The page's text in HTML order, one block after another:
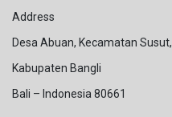
Address
Desa Abuan, Kecamatan Susut,
Kabupaten Bangli
Bali – Indonesia 80661